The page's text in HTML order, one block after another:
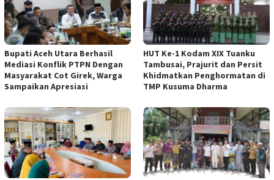
Bupati Aceh Utara Berhasil
Mediasi Konflik PTPN Dengan
Masyarakat Cot Girek, Warga
Sampaikan Apresiasi
HUT Ke-1 Kodam XIX Tuanku
Tambusai, Prajurit dan Persit
Khidmatkan Penghormatan di
TMP Kusuma Dharma